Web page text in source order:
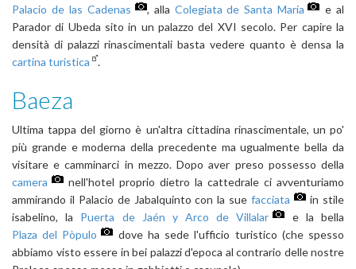
Palacio de las Cadenas
, alla Colegiata de Santa Maria
e al
Parador di Ubeda sito in un palazzo del XVI secolo. Per capire la
densità di palazzi rinascimentali basta vedere quanto è densa la
cartina turistica
.
Baeza
Ultima tappa del giorno è un'altra cittadina rinascimentale, un po'
più grande e moderna della precedente ma ugualmente bella da
visitare e camminarci in mezzo. Dopo aver preso possesso della
camera
nell'hotel proprio dietro la cattedrale ci avventuriamo
ammirando il Palacio de Jabalquinto con la suefacciata
in stile
isabelino, la Puerta de Jaén y Arco de Villalar
e la bella
Plaza del Pòpulo
dove ha sede l'ufficio turistico (che spesso
abbiamo visto essere in bei palazzi d'epoca al contrario delle nostre